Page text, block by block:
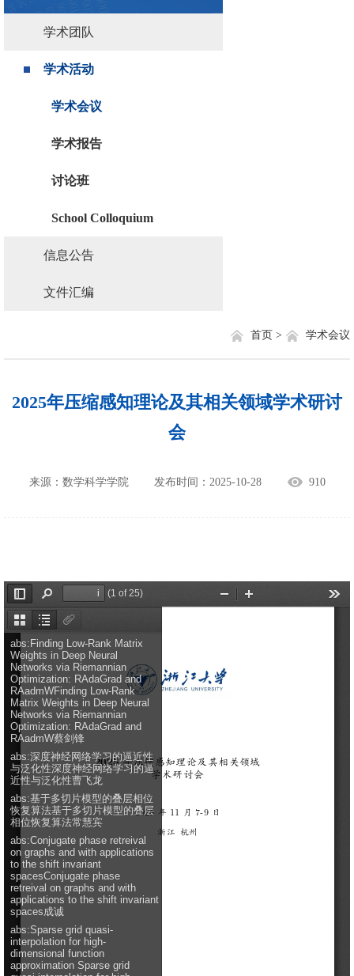
学术团队
学术活动
学术会议
学术报告
讨论班
School Colloquium
信息公告
文件汇编
学术会议
首页 >
2025年压缩感知理论及其相关领域学术研讨
会
来源：数学科学学院 发布时间：2025-10-28 910